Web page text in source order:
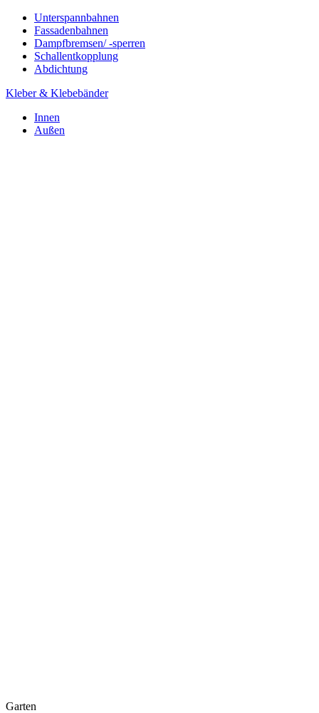
Unterspannbahnen
Fassadenbahnen
Dampfbremsen/ -sperren
Schallentkopplung
Abdichtung
Kleber & Klebebänder
Innen
Außen
Garten